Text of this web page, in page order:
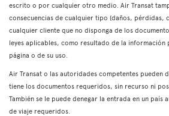
escrito o por cualquier otro medio. Air Transat
consecuencias de cualquier tipo (daños, pérdidas,
cualquier cliente que no disponga de los
leyes aplicables, como resultado de la información
página o de su uso.
Air Transat o las autoridades competentes pueden
tiene los documentos requeridos, sin recurso ni
También se le puede denegar la entrada en un país
de viaje requeridos.